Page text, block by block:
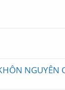
NGUYÊN